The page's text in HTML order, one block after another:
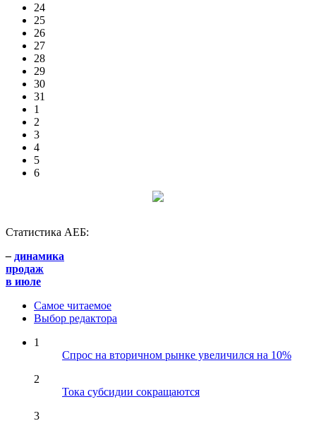
24
25
26
27
28
29
30
31
1
2
3
4
5
6
Статистика АЕБ:
– динамика
продаж
в июле
Самое читаемое
Выбор редактора
1
Спрос на вторичном рынке увеличился на 10%
2
Тока субсидии сокращаются
3